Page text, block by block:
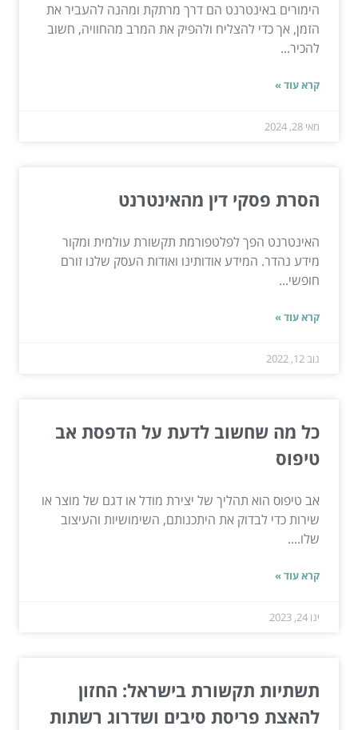
הימורים באינטרנט הם דרך מרתקת ומהנה להעביר את
הזמן, אך כדי להצליח ולהפיק את המרב מהחוויה, חשוב
להכיר...
קרא עוד »
מאי 28, 2024
הסרת פסקי דין מהאינטרנט
האינטרנט הפך לפלטפורמת תקשורת עולמית ומקור
מידע נהדר. המידע אודותינו ואודות העסק שלנו זורם
חופשי...
קרא עוד »
נוב 12, 2022
כל מה שחשוב לדעת על הדפסת אב
טיפוס
אב טיפוס הוא תהליך של יצירת מודל או דגם של מוצר או
שירות כדי לבדוק את היתכנותם, השימושיות והעיצוב
שלו....
קרא עוד »
ינו 24, 2023
תשתיות תקשורת בישראל: החזון
להאצת פריסת סיבים ושדרוג רשתות